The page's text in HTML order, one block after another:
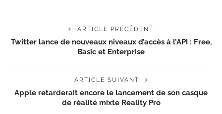
ARTICLE PRÉCÉDENT
Twitter lance de nouveaux niveaux d’accès à l’API : Free,
Basic et Enterprise
ARTICLE SUIVANT
Apple retarderait encore le lancement de son casque
de réalité mixte Reality Pro